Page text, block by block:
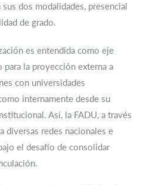
sus dos modalidades, presencial
de grado.
es entendida como eje
para la proyección externa a
con universidades
internamente desde su
Así, la FADU, a través
diversas redes nacionales e
el desafío de consolidar